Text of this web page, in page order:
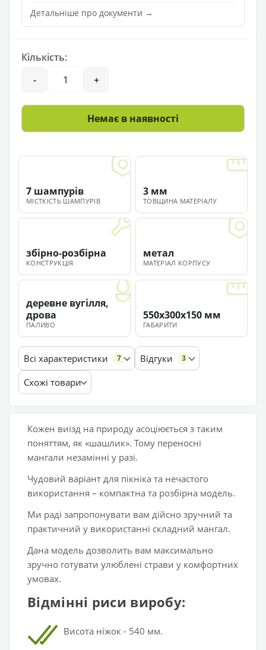
Детальніше про документи →
Кількість:
-
+
Немає в наявності
МІСТКІСТЬ ШАМПУРІВ
7 шампурів
ТОВЩИНА МАТЕРІАЛУ
3 мм
КОНСТРУКЦІЯ
збірно-розбірна
МАТЕРІАЛ КОРПУСУ
метал
ПАЛИВО
деревне вугілля,
дрова
ГАБАРИТИ
550х300х150 мм
Всі характеристики 7 Відгуки 3
Схожі товари
Кожен виїзд на природу асоціюється з таким
поняттям, як «шашлик». Тому переносні
мангали незамінні у разі.
Чудовий варіант для пікніка та нечастого
використання – компактна та розбірна модель.
Ми раді запропонувати вам дійсно зручний та
практичний у використанні складний мангал.
Дана модель дозволить вам максимально
зручно готувати улюблені страви у комфортних
умовах.
Відмінні риси виробу:
Висота ніжок - 540 мм.